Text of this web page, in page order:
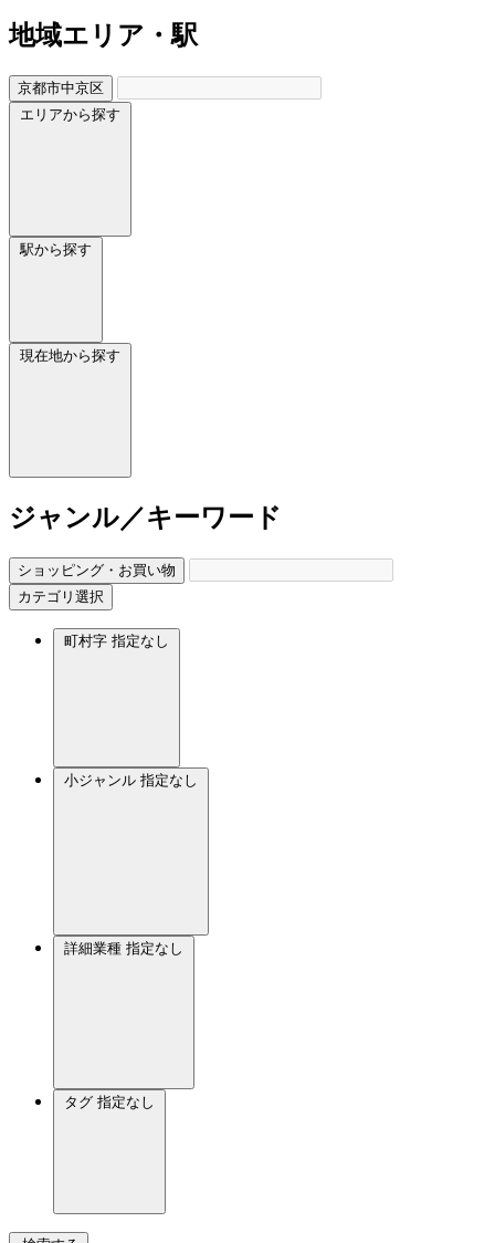
地域エリア・駅
京都市中京区
エリアから探す
駅から探す
現在地から探す
ジャンル／キーワード
ショッピング・お買い物
カテゴリ選択
町村字 指定なし
小ジャンル 指定なし
詳細業種 指定なし
タグ 指定なし